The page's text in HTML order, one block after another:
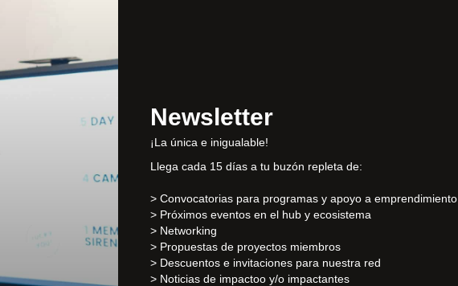
Newsletter
¡La única e inigualable!
Llega cada 15 días a tu buzón repleta de:
> Convocatorias para programas y apoyo a emprendimiento
> Próximos eventos en el hub y ecosistema
> Networking
> Propuestas de proyectos miembros
> Descuentos e invitaciones para nuestra red
> Noticias de impactoo y/o impactantes